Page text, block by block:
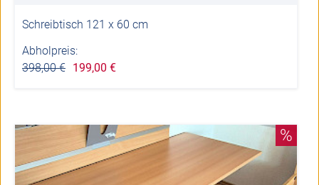
Schreibtisch 121 x 60 cm
Abholpreis:
398,00 € 199,00 €
%